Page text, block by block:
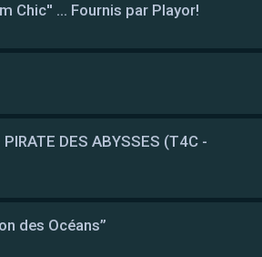
Chic'' ... Fournis par Playor!
DES ABYSSES (T4C -
des Océans”